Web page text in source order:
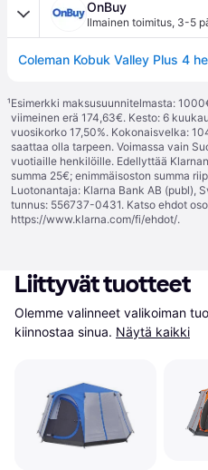
OnBuy
Ilmainen toimitus, 3-5
¹Esimerkki maksusuunnitelmasta:
viimeinen erä 174,63€. Kesto: 6
vuosikorko 17,50%. Kokonaisvelka:
saattaa olla tarpeen. Voimassa vain
vuotiaille henkilöille. Edellyttää
summa 25€; enimmäisoston summa
Luotonantaja: Klarna Bank AB (publ),
tunnus: 556737-0431. Katso ehdot
https://www.klarna.com/fi/ehdot/.
Liittyvät tuotteet
Olemme valinneet valikoiman
kiinnostaa sinua. Näytä kaikki